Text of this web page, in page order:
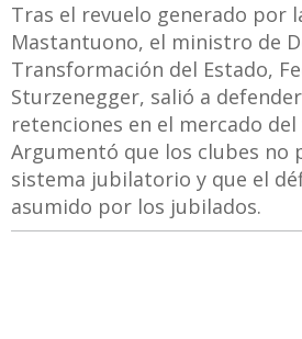
Tras el revuelo generado por
Mastantuono, el ministro de
Transformación del Estado,
Sturzenegger, salió a
retenciones en el mercado
Argumentó que los clubes no
sistema jubilatorio y que el
asumido por los jubilados.